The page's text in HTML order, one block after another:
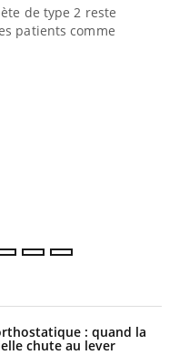
de type 2 reste
patients comme
: quand la
chute au lever